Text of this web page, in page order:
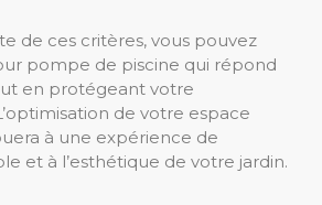
de ces critères, vous pouvez
pompe de piscine qui répond
en protégeant votre
de votre espace
à une expérience de
et à l’esthétique de votre jardin.